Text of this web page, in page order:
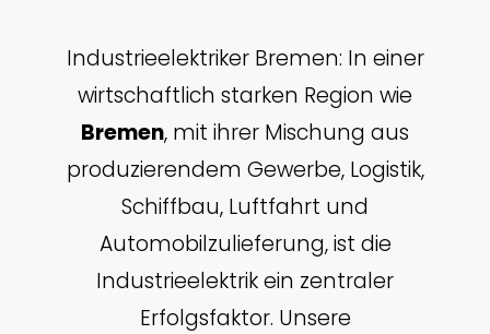
Industrieelektriker Bremen: In einer
wirtschaftlich starken Region wie
Bremen, mit ihrer Mischung aus
produzierendem Gewerbe, Logistik,
Schiffbau, Luftfahrt und
Automobilzulieferung, ist die
Industrieelektrik ein zentraler
Erfolgsfaktor. Unsere